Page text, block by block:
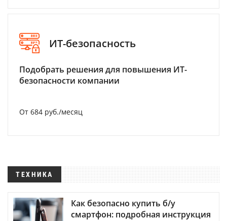
ИТ-безопасность
Подобрать решения для повышения ИТ-
безопасности компании
От 684 руб./месяц
ТЕХНИКА
Как безопасно купить б/у
смартфон: подробная инструкция